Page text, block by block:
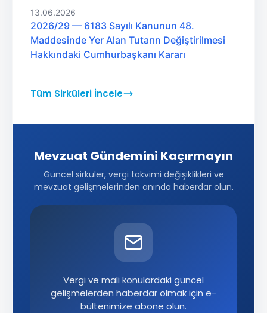
13.06.2026
2026/29 — 6183 Sayılı Kanunun 48.
Maddesinde Yer Alan Tutarın Değiştirilmesi
Hakkındaki Cumhurbaşkanı Kararı
Tüm Sirküleri İncele
Mevzuat Gündemini Kaçırmayın
Güncel sirküler, vergi takvimi değişiklikleri ve
mevzuat gelişmelerinden anında haberdar olun.
Vergi ve mali konulardaki güncel
gelişmelerden haberdar olmak için e-
bültenimize abone olun.